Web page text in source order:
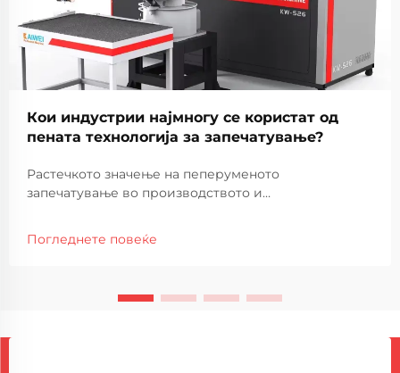
Кои индустрии најмногу се користат од
пената технологија за запечатување?
Растечкото значење на пеперуменото
запечатување во производството и
запечатување стана витален дел од модерните
производствени процеси во широк спектар на
Погледнете повеќе